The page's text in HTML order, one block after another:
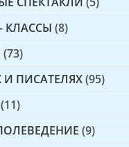
КЛАССЫ (8)
(73)
И ПИСАТЕЛЯХ (95)
(11)
(9)